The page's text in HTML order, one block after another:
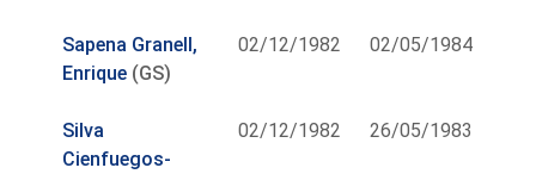
Sapena Granell,
Enrique (GS)
02/12/1982 02/05/1984
Silva
Cienfuegos-
02/12/1982 26/05/1983